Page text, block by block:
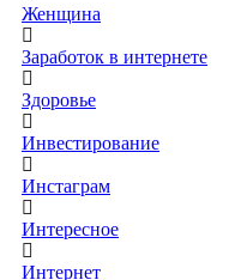
Женщина
Заработок в интернете
Здоровье
Инвестирование
Инстаграм
Интересное
Интернет